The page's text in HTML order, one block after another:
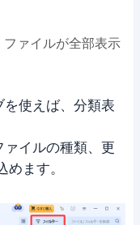
ァイルが全部表示
を使えば、分類表
イルの種類、更
ます。